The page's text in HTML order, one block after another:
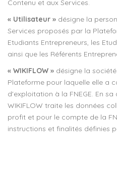
Contenu et aux Services.
« Utilisateur » désigne la
Services proposés par la
Etudiants Entrepreneurs, les
ainsi que les Référents
« WIKIFLOW » désigne la
Plateforme pour laquelle elle a
d'exploitation à la FNEGE. En
WIKIFLOW traite les données
profit et pour le compte de la
instructions et finalités définies